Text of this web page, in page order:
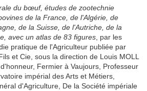
du bœuf, études de zootechnie
de la France, de l'Algérie, de
de la Suisse, de l'Autriche, de la
avec un atlas de 83 figures , par les
pratique de l'Agriculteur publiée par
et Cie, sous la direction de Louis MOLL
Fermier à Vaujours, Professeur
impérial des Arts et Métiers,
d'Agriculture, De la Société impériale